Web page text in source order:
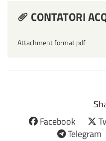
CONTATORI
Attachment format pdf
Facebook
Telegram